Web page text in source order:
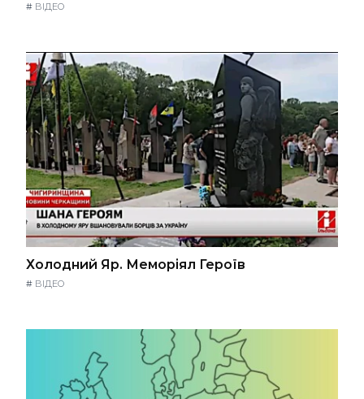
# ВІДЕО
Холодний Яр. Меморіял Героїв
# ВІДЕО